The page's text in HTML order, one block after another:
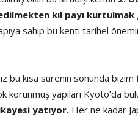
kıl payı kurtulmak
sahip bu kenti tarihel
kısa sürenin sonunda bizim
korunmuş yapıları Kyoto’da
yatıyor. Her ne kadar